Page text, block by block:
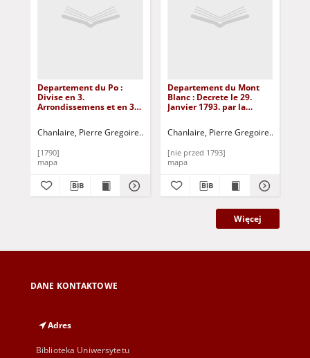
Departement du Po :
Divise en 3.
Arrondissemens et en 37.
kartograficzny]
Chanlaire, Pierre Gregoire Tardieu, P. A. F.
[1790]
mapa
Departement du Mont
Blanc : Decrete le 29.
Janvier 1793. par la
Arrondissemens et 33.
du Leman : Divise en 3.
Arrondissemens et 23.
[Dokument
kartograficzny]
Chanlaire, Pierre Gregoire
[nie przed 1793]
mapa
Więcej
DANE KONTAKTOWE
Adres
Biblioteka Uniwersytetu